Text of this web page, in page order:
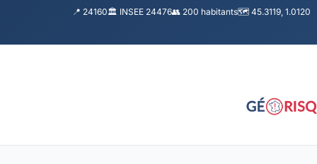
📍 24160🏛️ INSEE 24476👥 200 habitants🗺️ 45.3119, 1.0120